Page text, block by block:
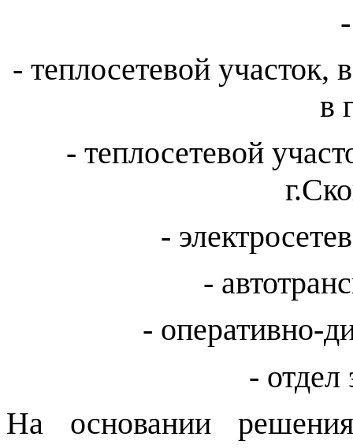
- теплосетевой
в
- теплосетевой
-
-
- оперативно-
- отдел
На основании